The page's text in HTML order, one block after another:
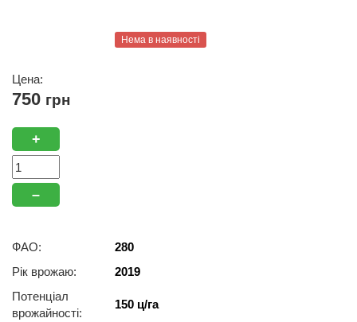
Нема в наявності
Цена:
750 грн
+
–
ФАО:
280
Рік врожаю:
2019
Потенціал
врожайності:
150 ц/га